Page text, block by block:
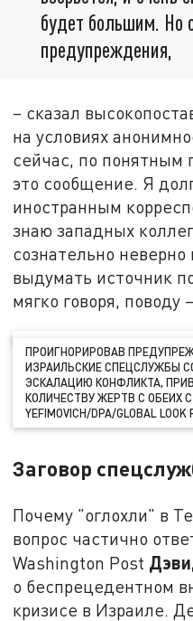
будет большим. Но
предупреждения,
– сказал
на условиях
сейчас, по понятным
это сообщение. Я
иностранным
знаю западных
сознательно
выдумать источник
мягко говоря, поводу
ПРОИГНОРИРОВАВ
ИЗРАИЛЬСКИЕ СПЕЦСЛУЖБЫ
ЭСКАЛАЦИЮ КОНФЛИКТА,
КОЛИЧЕСТВУ ЖЕРТВ С ОБЕИХ
YEFIMOVICH/DPA/GLOBAL LOOK
Заговор
Почему "оглохли" в
вопрос частично
Washington Post
о беспрецедентном
кризисе в Израиле.